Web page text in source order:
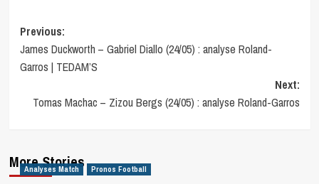
Post
navigation
Previous:
James Duckworth – Gabriel Diallo (24/05) : analyse Roland-
Garros | TEDAM’S
Next:
Tomas Machac – Zizou Bergs (24/05) : analyse Roland-Garros
More Stories
Analyses Match Pronos Football